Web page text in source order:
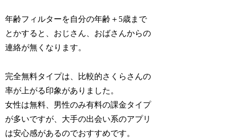
年齢フィルターを自分の年齢＋5歳まで
とかすると、おじさん、おばさんからの
連絡が無くなります。
完全無料タイプは、比較的さくらさんの
率が上がる印象がありました。
女性は無料、男性のみ有料の課金タイプ
が多いですが、大手の出会い系のアプリ
は安心感があるのでおすすめです。